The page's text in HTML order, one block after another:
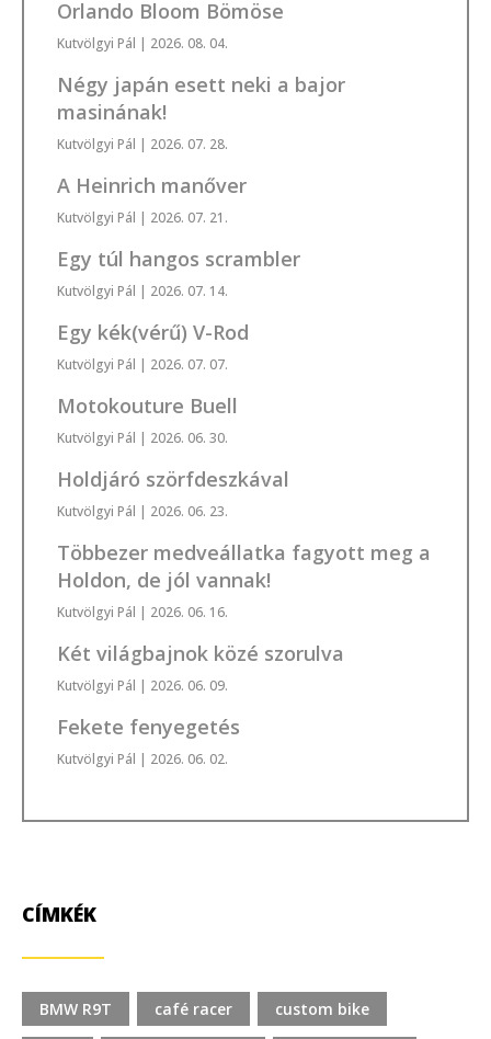
Orlando Bloom Bömöse
Kutvölgyi Pál | 2026. 08. 04.
Négy japán esett neki a bajor
masinának!
Kutvölgyi Pál | 2026. 07. 28.
A Heinrich manőver
Kutvölgyi Pál | 2026. 07. 21.
Egy túl hangos scrambler
Kutvölgyi Pál | 2026. 07. 14.
Egy kék(vérű) V-Rod
Kutvölgyi Pál | 2026. 07. 07.
Motokouture Buell
Kutvölgyi Pál | 2026. 06. 30.
Holdjáró szörfdeszkával
Kutvölgyi Pál | 2026. 06. 23.
Többezer medveállatka fagyott meg a
Holdon, de jól vannak!
Kutvölgyi Pál | 2026. 06. 16.
Két világbajnok közé szorulva
Kutvölgyi Pál | 2026. 06. 09.
Fekete fenyegetés
Kutvölgyi Pál | 2026. 06. 02.
CÍMKÉK
BMW R9T café racer custom bike